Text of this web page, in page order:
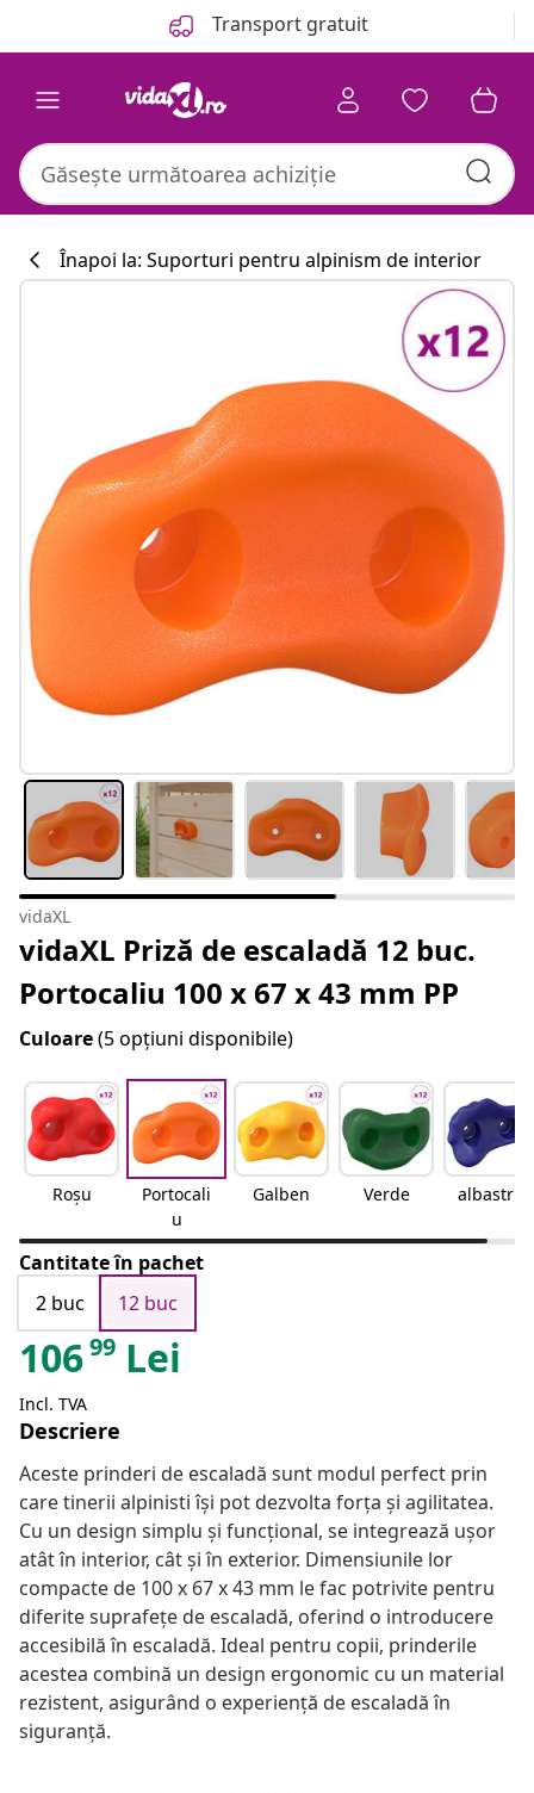
Transport gratuit
Înapoi la: Suporturi pentru alpinism de interior
vidaXL
vidaXL Priză de escaladă 12 buc.
Portocaliu 100 x 67 x 43 mm PP
Culoare(5 opțiuni disponibile)
Roșu
Portocali
u
Galben Verde albastru
Cantitate în pachet
2 buc
12 buc
10699 Lei
Incl. TVA
Descriere
Aceste prinderi de escaladă sunt modul perfect prin
care tinerii alpinisti își pot dezvolta forța și agilitatea.
Cu un design simplu și funcțional, se integrează ușor
atât în interior, cât și în exterior. Dimensiunile lor
compacte de 100 x 67 x 43 mm le fac potrivite pentru
diferite suprafețe de escaladă, oferind o introducere
accesibilă în escaladă. Ideal pentru copii, prinderile
acestea combină un design ergonomic cu un material
rezistent, asigurând o experiență de escaladă în
siguranță.